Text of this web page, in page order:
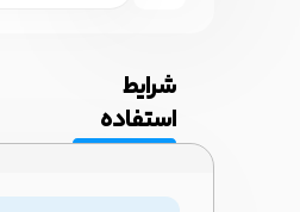
شرایط
استفاده